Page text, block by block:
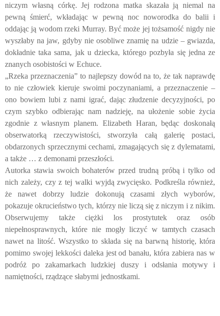
niczym własną córkę. Jej rodzona matka skazała ją niemal na
pewną śmierć, wkładając w pewną noc noworodka do balii i
oddając ją wodom rzeki Murray. Być może jej tożsamość nigdy nie
wyszłaby na jaw, gdyby nie osobliwe znamię na udzie – gwiazda,
dokładnie taka sama, jak u dziecka, którego pozbyła się jedna ze
znanych osobistości w Echuce.
„Rzeka przeznaczenia” to najlepszy dowód na to, że tak naprawdę
to nie człowiek kieruje swoimi poczynaniami, a przeznaczenie –
ono bowiem lubi z nami igrać, dając złudzenie decyzyjności, po
czym szybko odbierając nam nadzieję, na ułożenie sobie życia
zgodnie z własnym planem. Elizabeth Haran, będąc doskonałą
obserwatorką rzeczywistości, stworzyła całą galerię postaci,
obdarzonych sprzecznymi cechami, zmagających się z dylematami,
a także … z demonami przeszłości.
Autorka stawia swoich bohaterów przed trudną próbą i tylko od
nich zależy, czy z tej walki wyjdą zwycięsko. Podkreśla również,
że nawet dobrzy ludzie dokonują czasami złych wyborów,
pokazuje okrucieństwo tych, którzy nie liczą się z niczym i z nikim.
Obserwujemy także ciężki los prostytutek oraz osób
niepełnosprawnych, które nie mogły liczyć w tamtych czasach
nawet na litość. Wszystko to składa się na barwną historię, która
pomimo swojej lekkości daleka jest od banału, która zabiera nas w
podróż po zakamarkach ludzkiej duszy i odsłania motywy i
namiętności, rządzące słabymi jednostkami.